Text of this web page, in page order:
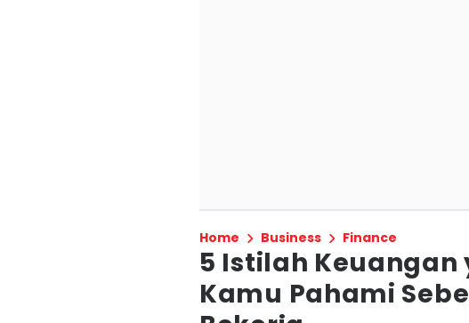
Home Business Finance
5 Istilah Keuangan
Kamu Pahami